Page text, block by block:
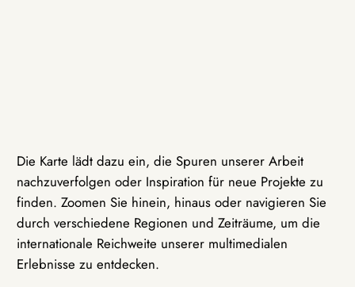
Die Karte lädt dazu ein, die Spuren unserer Arbeit
nachzuverfolgen oder Inspiration für neue Projekte zu
finden. Zoomen Sie hinein, hinaus oder navigieren Sie
durch verschiedene Regionen und Zeiträume, um die
internationale Reichweite unserer multimedialen
Erlebnisse zu entdecken.